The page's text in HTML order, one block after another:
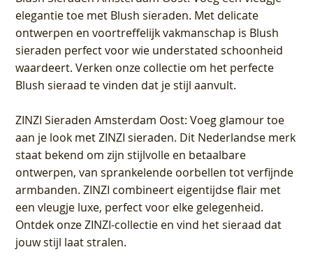
elegantie toe met Blush sieraden. Met delicate
ontwerpen en voortreffelijk vakmanschap is Blush
sieraden perfect voor wie understated schoonheid
waardeert. Verken onze collectie om het perfecte
Blush sieraad te vinden dat je stijl aanvult.
ZINZI Sieraden Amsterdam Oost: Voeg glamour toe
aan je look met ZINZI sieraden. Dit Nederlandse merk
staat bekend om zijn stijlvolle en betaalbare
ontwerpen, van sprankelende oorbellen tot verfijnde
armbanden. ZINZI combineert eigentijdse flair met
een vleugje luxe, perfect voor elke gelegenheid.
Ontdek onze ZINZI-collectie en vind het sieraad dat
jouw stijl laat stralen.